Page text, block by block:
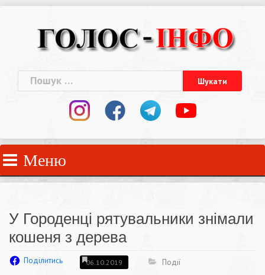
Пошук:
Меню
У Городенці рятувальники знімали
кошеня з дерева
Поділитись 06.10.2019 Події